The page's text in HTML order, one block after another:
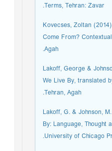
Terms, Tehran: Zavar.
Kovecses, Zoltan
Come From?
Agah.
Lakoff, George &
We Live By, translated
Tehran, Agah.
Lakoff, G. & Johnson,
By: Language,
University of Chicago